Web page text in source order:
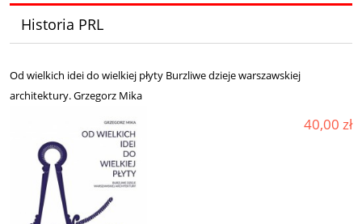
Historia PRL
Od wielkich idei do wielkiej płyty Burzliwe dzieje warszawskiej
architektury. Grzegorz Mika
40,00 zł